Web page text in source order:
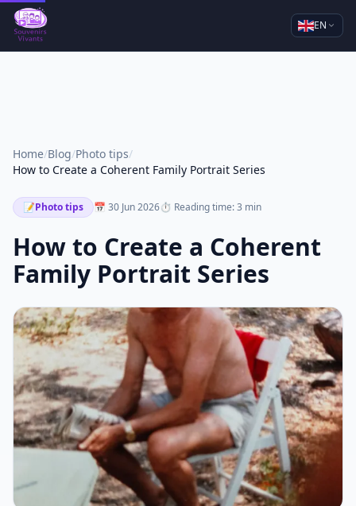
EN
Home/Blog/Photo tips/
How to Create a Coherent Family Portrait Series
📝Photo tips 📅 30 Jun 2026⏱ Reading time: 3 min
How to Create a Coherent
Family Portrait Series